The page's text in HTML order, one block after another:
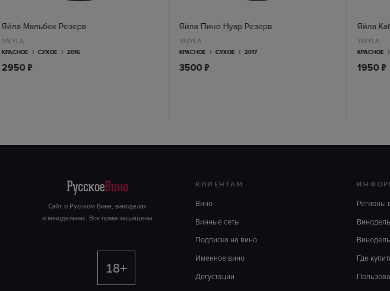
Яйла Мальбек Резерв
YAIYLA
КРАСНОЕ | СУХОЕ | 2016
2950 п
Яйла Пино Нуар Резерв
YAIYLA
КРАСНОЕ | СУХОЕ | 2017
3500п
Яйла
YAIYLA
КРАСНОЕ |
1950 п
КЛИЕНТАМ
Вино
Винные сеты
Подписка на вино
Именное вино
Дегустации
Регионы
Где
Сайт о Русском Вине, виноделах
и винодельнях. Все права защищены
18+